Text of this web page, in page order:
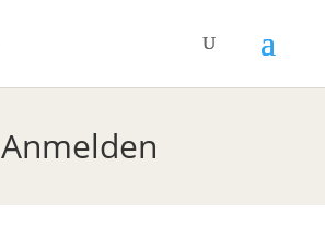
Anmelden